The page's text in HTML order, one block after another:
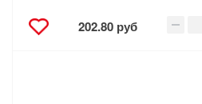
202.80 руб